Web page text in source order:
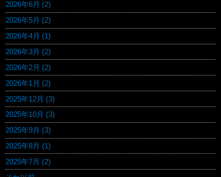
2026年6月 (2)
2026年5月 (2)
2026年4月 (1)
2026年3月 (2)
2026年2月 (2)
2026年1月 (2)
2025年12月 (3)
2025年10月 (3)
2025年9月 (3)
2025年8月 (1)
2025年7月 (2)